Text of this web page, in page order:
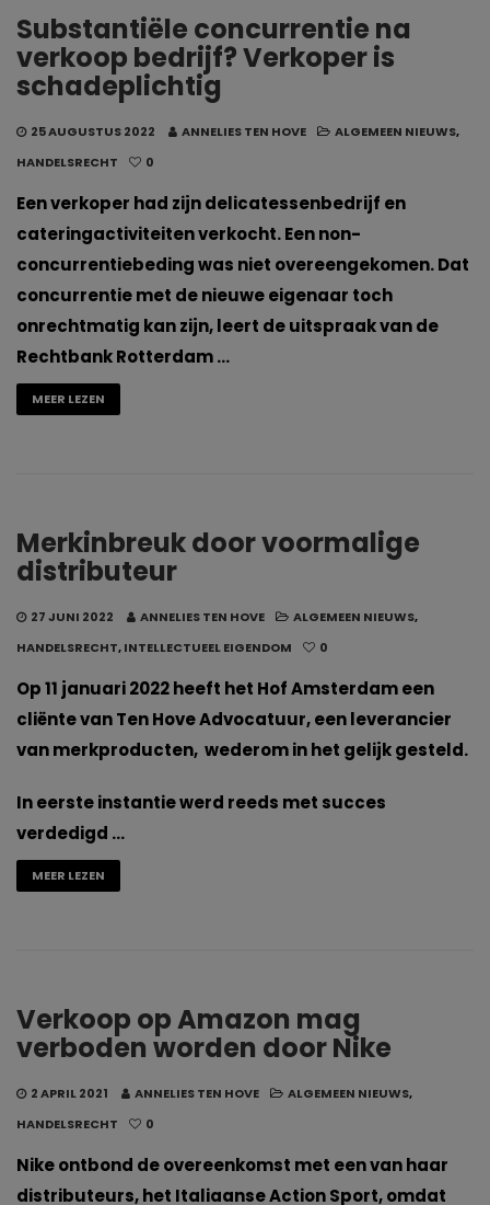
Substantiële concurrentie na
verkoop bedrijf? Verkoper is
schadeplichtig
25 AUGUSTUS 2022 ANNELIES TEN HOVE ALGEMEEN NIEUWS,
HANDELSRECHT
0
Een verkoper had zijn delicatessenbedrijf en
cateringactiviteiten verkocht. Een non-
concurrentiebeding was niet overeengekomen. Dat
concurrentie met de nieuwe eigenaar toch
onrechtmatig kan zijn, leert de uitspraak van de
Rechtbank Rotterdam …
MEER LEZEN
Merkinbreuk door voormalige
distributeur
27 JUNI 2022 ANNELIES TEN HOVE ALGEMEEN NIEUWS,
HANDELSRECHT,INTELLECTUEEL EIGENDOM 0
Op 11 januari 2022 heeft het Hof Amsterdam een
cliënte van Ten Hove Advocatuur, een leverancier
van merkproducten, wederom in het gelijk gesteld.
In eerste instantie werd reeds met succes
verdedigd …
MEER LEZEN
Verkoop op Amazon mag
verboden worden door Nike
2 APRIL 2021 ANNELIES TEN HOVE ALGEMEEN NIEUWS,
HANDELSRECHT
0
Nike ontbond de overeenkomst met een van haar
distributeurs, het Italiaanse Action Sport, omdat